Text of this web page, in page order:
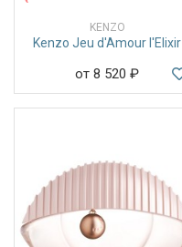
KENZO
Kenzo Jeu d'Amour l'Elixir
от 8 520 ₽